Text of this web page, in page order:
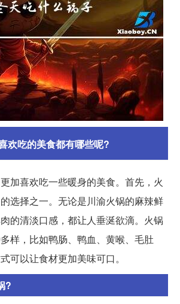
欢吃的美食都有哪些呢?
加喜欢吃一些暖身的美食。首先，火
选择之一。无论是川渝火锅的麻辣鲜
的清淡口感，都让人垂涎欲滴。火锅
样，比如鸭肠、鸭血、黄喉、毛肚
可以让食材更加美味可口。
?